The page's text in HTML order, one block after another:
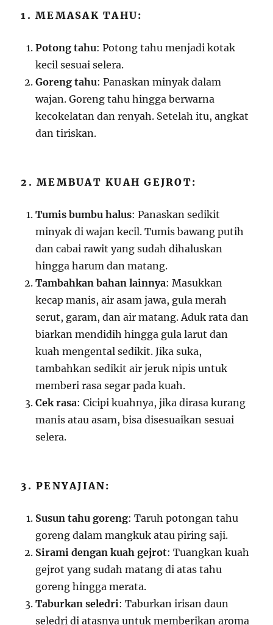
1. MEMASAK TAHU:
Potong tahu: Potong tahu menjadi kotak
kecil sesuai selera.
Goreng tahu: Panaskan minyak dalam
wajan. Goreng tahu hingga berwarna
kecokelatan dan renyah. Setelah itu, angkat
dan tiriskan.
2. MEMBUAT KUAH GEJROT:
Tumis bumbu halus: Panaskan sedikit
minyak di wajan kecil. Tumis bawang putih
dan cabai rawit yang sudah dihaluskan
hingga harum dan matang.
Tambahkan bahan lainnya: Masukkan
kecap manis, air asam jawa, gula merah
serut, garam, dan air matang. Aduk rata dan
biarkan mendidih hingga gula larut dan
kuah mengental sedikit. Jika suka,
tambahkan sedikit air jeruk nipis untuk
memberi rasa segar pada kuah.
Cek rasa: Cicipi kuahnya, jika dirasa kurang
manis atau asam, bisa disesuaikan sesuai
selera.
3. PENYAJIAN:
Susun tahu goreng: Taruh potongan tahu
goreng dalam mangkuk atau piring saji.
Sirami dengan kuah gejrot: Tuangkan kuah
gejrot yang sudah matang di atas tahu
goreng hingga merata.
Taburkan seledri: Taburkan irisan daun
seledri di atasnya untuk memberikan aroma